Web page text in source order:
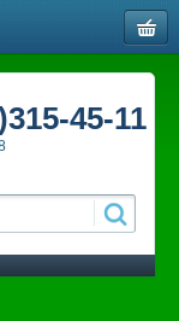
45-11